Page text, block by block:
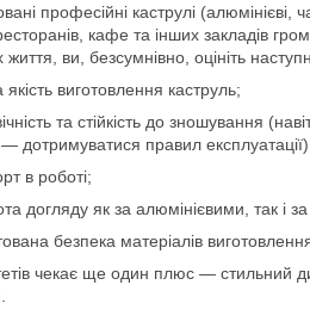
професійні каструлі
кафе та інших закладів
життя, ви, безсумнівно, оцініть
якість виготовлення каструль;
та стійкість до зношування
дотримуватися правил
в роботі;
догляду як за алюмінієвими, так і
безпека матеріалів
чекає ще один плюс — стильний